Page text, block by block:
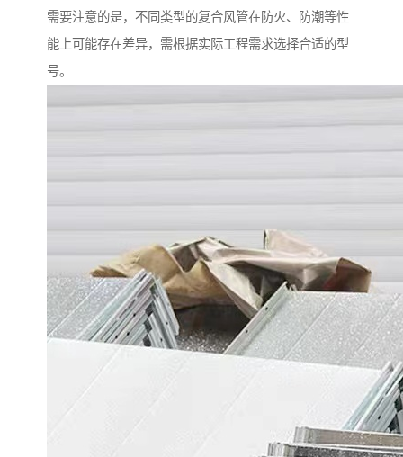
需要注意的是，不同类型的复合风管在防火、防潮等性
能上可能存在差异，需根据实际工程需求选择合适的型
号。